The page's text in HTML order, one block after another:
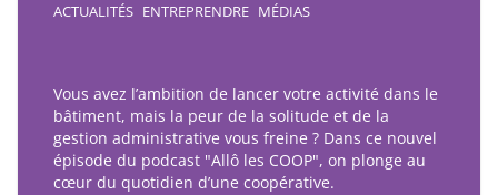
ACTUALITÉS ENTREPRENDRE MÉDIAS
Vous avez l’ambition de lancer votre activité dans le
bâtiment, mais la peur de la solitude et de la
gestion administrative vous freine ? Dans ce nouvel
épisode du podcast "Allô les COOP", on plonge au
cœur du quotidien d’une coopérative.